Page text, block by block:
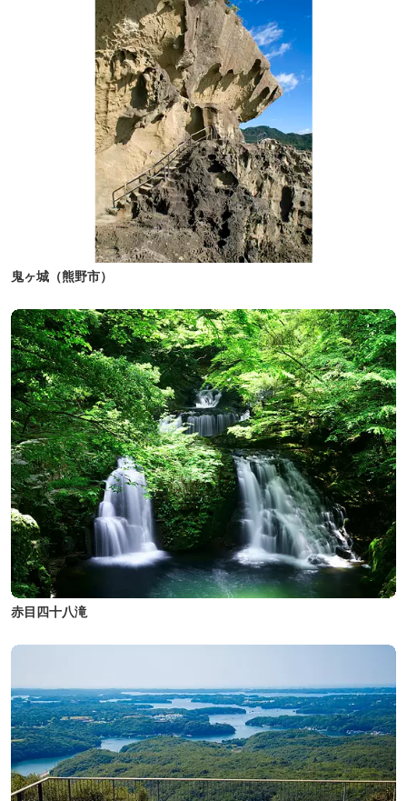
鬼ヶ城（熊野市）
赤目四十八滝